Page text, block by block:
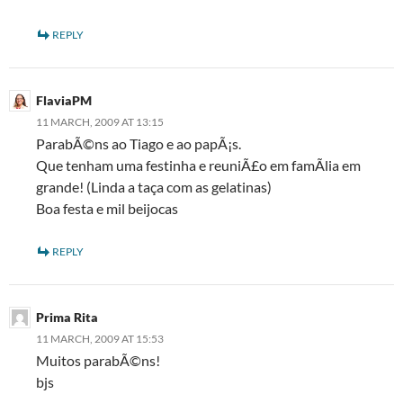
REPLY
FlaviaPM
11 MARCH, 2009 AT 13:15
ParabÃ©ns ao Tiago e ao papÃ¡s.
Que tenham uma festinha e reuniÃ£o em famÃ­lia em
grande! (Linda a taça com as gelatinas)
Boa festa e mil beijocas
REPLY
Prima Rita
11 MARCH, 2009 AT 15:53
Muitos parabÃ©ns!
bjs